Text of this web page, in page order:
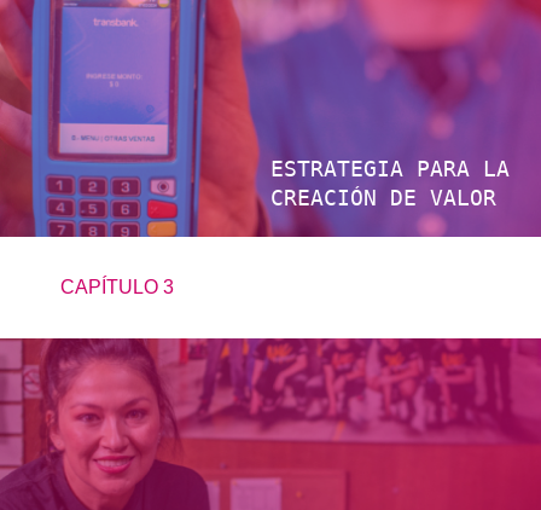
ESTRATEGIA PARA LA
CREACIÓN DE VALOR
CAPÍTULO 3